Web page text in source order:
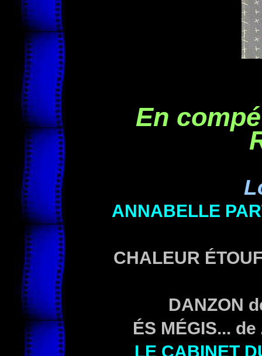
En
ANNABELLE
CHALEUR
DANZON
ÉS MÉGIS...
LE CABINET